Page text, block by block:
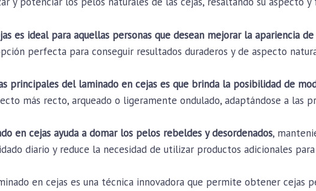
es ideal para aquellas personas que desean mejorar la apariencia
perfecta para conseguir resultados duraderos y de aspecto
principales del laminado en cejas es que brinda la posibilidad de
más recto, arqueado o ligeramente ondulado, adaptándose a las
en cejas ayuda a domar los pelos rebeldes y desordenados,
diario y reduce la necesidad de utilizar productos adicionales
en cejas es una técnica innovadora que permite obtener cejas